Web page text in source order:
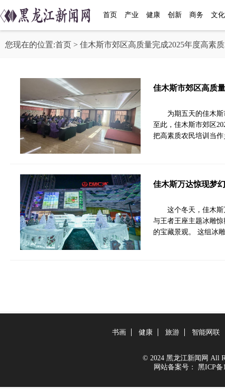
首页 产业 健康 创新 商务 文化
您现在的位置:首页 > 佳木斯市郊区高质量完成2025年度高素
佳木斯市郊区高质
为期五天的佳木
至此，佳木斯市郊区
把高素质农民培训当
佳木斯万达惊现梦
这个冬天，佳木
与王者王座主题冰雕
的宝藏景观。 这组冰
书画 健康 旅游 智能网联
© 2024 黑龙江新闻网 All
网站备案号：
黑ICP备